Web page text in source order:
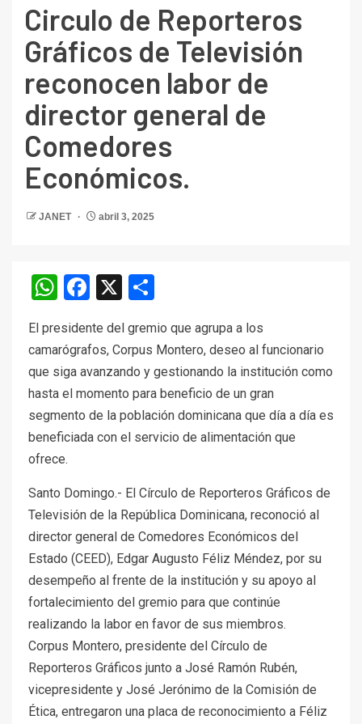
Circulo de Reporteros
Gráficos de Televisión
reconocen labor de
director general de
Comedores
Económicos.
JANET abril 3, 2025
WhatsApp
Facebook
X
El presidente del gremio que agrupa a los
camarógrafos, Corpus Montero, deseo al funcionario
que siga avanzando y gestionando la institución como
hasta el momento para beneficio de un gran
segmento de la población dominicana que día a día es
beneficiada con el servicio de alimentación que
ofrece.
Santo Domingo.- El Círculo de Reporteros Gráficos de
Televisión de la República Dominicana, reconoció al
director general de Comedores Económicos del
Estado (CEED), Edgar Augusto Féliz Méndez, por su
desempeño al frente de la institución y su apoyo al
fortalecimiento del gremio para que continúe
realizando la labor en favor de sus miembros.
Corpus Montero, presidente del Círculo de
Reporteros Gráficos junto a José Ramón Rubén,
vicepresidente y José Jerónimo de la Comisión de
Ética, entregaron una placa de reconocimiento a Féliz